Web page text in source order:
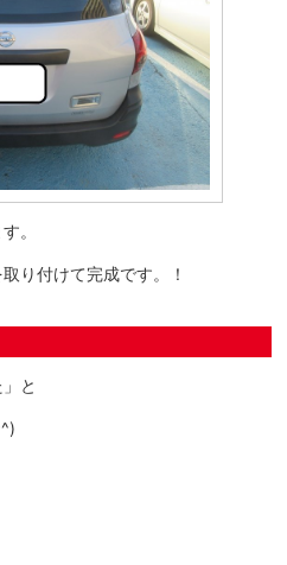
。
り付けて完成です。！
と